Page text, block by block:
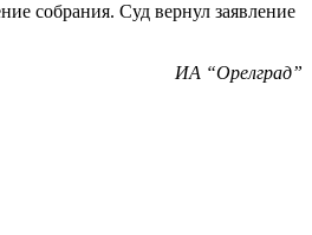
собрания. Суд вернул заявление
ИА “Орелград”